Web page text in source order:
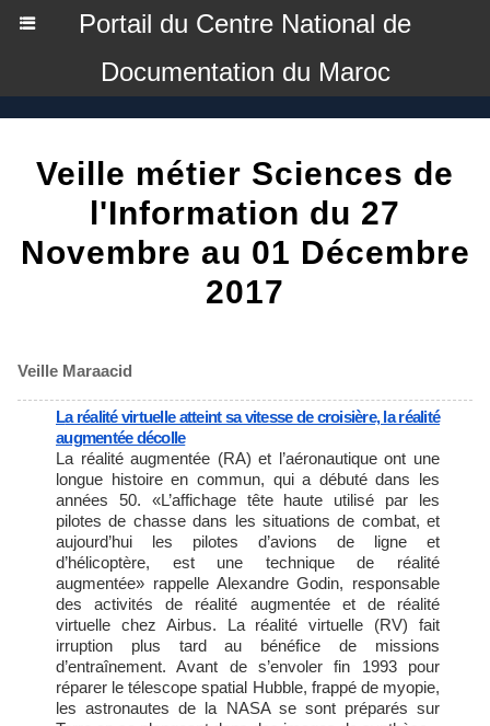
Portail du Centre National de
Documentation du Maroc
Veille métier Sciences de
l'Information du 27
Novembre au 01 Décembre
2017
Veille Maraacid
La réalité virtuelle atteint sa vitesse de croisière, la réalité
augmentée décolle
La réalité augmentée (RA) et l’aéronautique ont une
longue histoire en commun, qui a débuté dans les
années 50. «L’affichage tête haute utilisé par les
pilotes de chasse dans les situations de combat, et
aujourd’hui les pilotes d’avions de ligne et
d’hélicoptère, est une technique de réalité
augmentée» rappelle Alexandre Godin, responsable
des activités de réalité augmentée et de réalité
virtuelle chez Airbus. La réalité virtuelle (RV) fait
irruption plus tard au bénéfice de missions
d’entraînement. Avant de s’envoler fin 1993 pour
réparer le télescope spatial Hubble, frappé de myopie,
les astronautes de la NASA se sont préparés sur